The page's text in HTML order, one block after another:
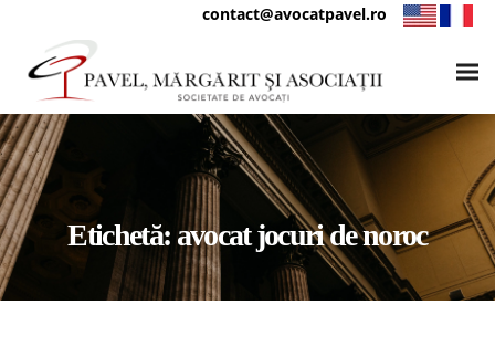
contact@avocatpavel.ro
Etichetă: avocat jocuri de noroc